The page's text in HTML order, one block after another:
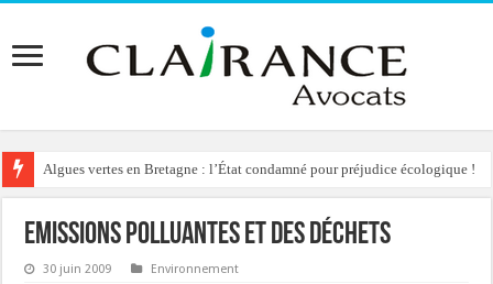
Algues vertes en Bretagne : l’État condamné pour préjudice écologique !
Emissions polluantes et des déchets
30 juin 2009 Environnement